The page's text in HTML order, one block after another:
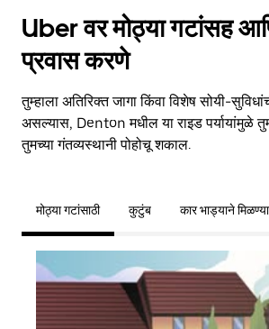
Uber वर मोठ्या गटांसह
प्रवास करणे
तुम्हाला अतिरिक्त जागा किंवा विशेष सोयी-
असल्यास, Denton मधील या राइड पर्यायांमुळे
तुमच्या गंतव्यस्थानी पोहोचू शकाल.
मोठ्या गटांसाठी कुटुंब कार भाड्याने